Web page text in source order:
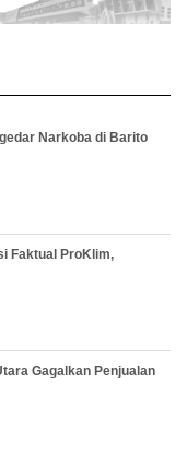
Narkoba di Barito
Faktual ProKlim,
Gagalkan Penjualan